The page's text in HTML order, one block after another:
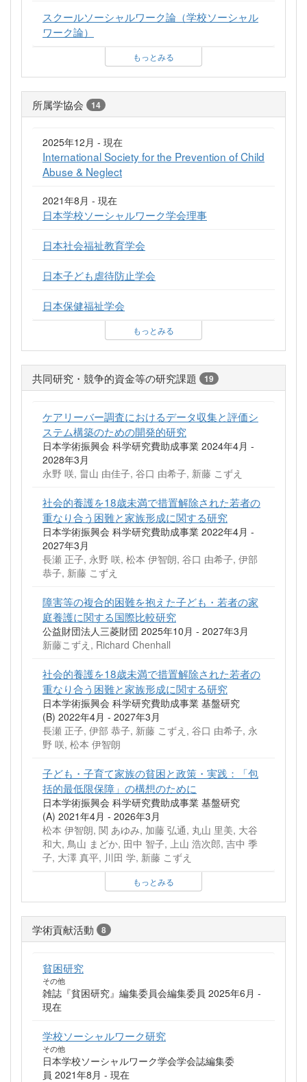
スクールソーシャルワーク論（学校ソーシャル
ワーク論）
もっとみる
所属学協会 14
2025年12月 - 現在
International Society for the Prevention of Child
Abuse & Neglect
2021年8月 - 現在
日本学校ソーシャルワーク学会理事
日本社会福祉教育学会
日本子ども虐待防止学会
日本保健福祉学会
もっとみる
共同研究・競争的資金等の研究課題 19
ケアリーバー調査におけるデータ収集と評価シ
ステム構築のための開発的研究
日本学術振興会 科学研究費助成事業 2024年4月 -
2028年3月
永野 咲, 畠山 由佳子, 谷口 由希子, 新藤 こずえ
社会的養護を18歳未満で措置解除された若者の
重なり合う困難と家族形成に関する研究
日本学術振興会 科学研究費助成事業 2022年4月 -
2027年3月
長瀬 正子, 永野 咲, 松本 伊智朗, 谷口 由希子, 伊部
恭子, 新藤 こずえ
障害等の複合的困難を抱えた子ども・若者の家
庭養護に関する国際比較研究
公益財団法人三菱財団 2025年10月 - 2027年3月
新藤こずえ, Richard Chenhall
社会的養護を18歳未満で措置解除された若者の
重なり合う困難と家族形成に関する研究
日本学術振興会 科学研究費助成事業 基盤研究
(B) 2022年4月 - 2027年3月
長瀬 正子, 伊部 恭子, 新藤 こずえ, 谷口 由希子, 永
野 咲, 松本 伊智朗
子ども・子育て家族の貧困と政策・実践：「包
括的最低限保障」の構想のために
日本学術振興会 科学研究費助成事業 基盤研究
(A) 2021年4月 - 2026年3月
松本 伊智朗, 関 あゆみ, 加藤 弘通, 丸山 里美, 大谷
和大, 鳥山 まどか, 田中 智子, 上山 浩次郎, 吉中 季
子, 大澤 真平, 川田 学, 新藤 こずえ
もっとみる
学術貢献活動 8
貧困研究
その他
雑誌『貧困研究』編集委員会編集委員 2025年6月 -
現在
学校ソーシャルワーク研究
その他
日本学校ソーシャルワーク学会学会誌編集委
員 2021年8月 - 現在